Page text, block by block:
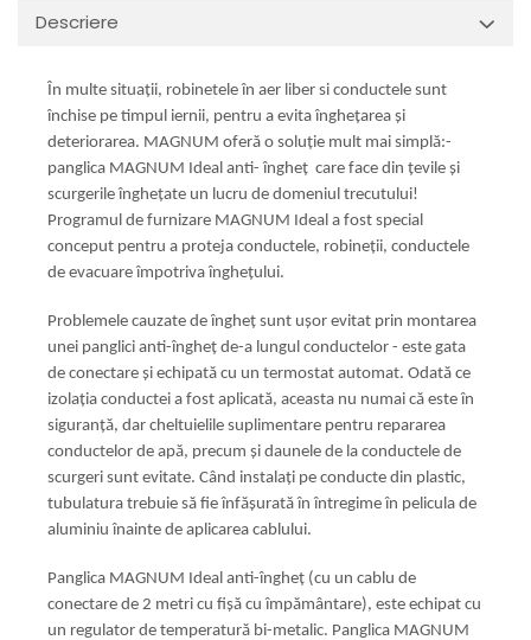
Descriere
În multe situații, robinetele în aer liber si conductele sunt
închise pe timpul iernii, pentru a evita înghețarea și
deteriorarea. MAGNUM oferă o soluție mult mai simplă:-
panglica MAGNUM Ideal anti- îngheț care face din țevile și
scurgerile înghețate un lucru de domeniul trecutului!
Programul de furnizare MAGNUM Ideal a fost special
conceput pentru a proteja conductele, robineții, conductele
de evacuare împotriva înghețului.
Problemele cauzate de îngheț sunt ușor evitat prin montarea
unei panglici anti-îngheț de-a lungul conductelor - este gata
de conectare și echipată cu un termostat automat. Odată ce
izolația conductei a fost aplicată, aceasta nu numai că este în
siguranță, dar cheltuielile suplimentare pentru repararea
conductelor de apă, precum și daunele de la conductele de
scurgeri sunt evitate. Când instalați pe conducte din plastic,
tubulatura trebuie să fie înfășurată în întregime în pelicula de
aluminiu înainte de aplicarea cablului.
Panglica MAGNUM Ideal anti-îngheț (cu un cablu de
conectare de 2 metri cu fișă cu împământare), este echipat cu
un regulator de temperatură bi-metalic. Panglica MAGNUM